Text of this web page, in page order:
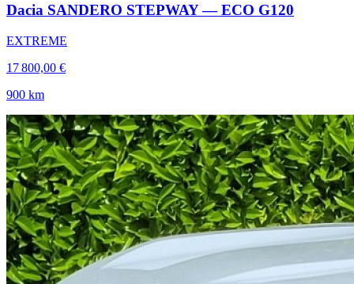
Dacia SANDERO STEPWAY — ECO G120
EXTREME
17 800,00 €
900 km